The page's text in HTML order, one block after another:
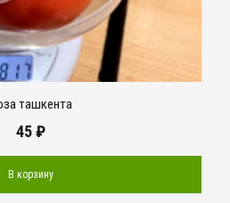
ташкента
45₽
В корзину